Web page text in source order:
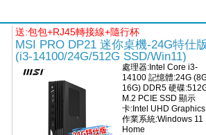
送:包包+RJ45轉接線+隨行杯
MSI PRO DP21 迷你桌機-24G特仕
(i3-14100/24G/512G SSD/Win11)
處理器:Intel Core i3-
14100 記憶體:24G
16G) DDR5 硬碟
M.2 PCIE SSD 顯示
卡:Intel UHD Graphics
作業系統:Windows 11
Home